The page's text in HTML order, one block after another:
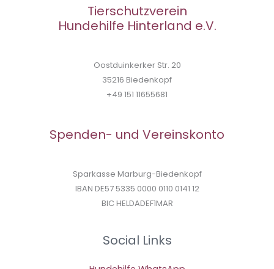
Tierschutzverein
Hundehilfe Hinterland e.V.
Oostduinkerker Str. 20
35216 Biedenkopf
+49 151 11655681
Spenden- und Vereinskonto
Sparkasse Marburg-Biedenkopf
IBAN DE57 5335 0000 0110 0141 12
BIC HELDADEF1MAR
Social Links